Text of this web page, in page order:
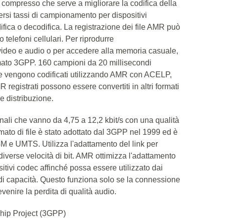
che serve a migliorare la codifica della
tassi di campionamento per dispositivi
o decodifica. La registrazione dei file AMR può
telefoni cellulari. Per riprodurre
e audio o per accedere alla memoria casuale,
3GPP. 160 campioni da 20 millisecondi
vengono codificati utilizzando AMR con ACELP,
registrati possono essere convertiti in altri formati
distribuzione.
che vanno da 4,75 a 12,2 kbit/s con una qualità
di file è stato adottato dal 3GPP nel 1999 ed è
e UMTS. Utilizza l'adattamento del link per
velocità di bit. AMR ottimizza l'adattamento
codec affinché possa essere utilizzato dai
capacità. Questo funziona solo se la connessione
la perdita di qualità audio.
Project (3GPP)